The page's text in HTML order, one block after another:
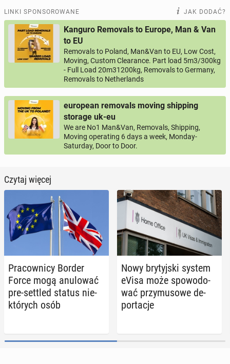
LINKI SPONSOROWANE JAK DODAĆ?
Kanguro Removals to Europe, Man & Van
to EU
Removals to Poland, Man&Van to EU, Low Cost,
Moving, Custom Clearance. Part load 5m3/300kg
- Full Load 20m31200kg, Removals to Germany,
Removals to Netherlands
european removals moving shipping
storage uk-eu
We are No1 Man&Van, Removals, Shipping,
Moving operating 6 days a week, Monday-
Saturday, Door to Door.
Czytaj więcej
Pra­cow­ni­cy Border
Force mogą anu­lo­wać
pre-settled status nie­
któ­rych osób
Nowy bry­tyj­ski system
eVisa może spo­wo­do­
wać przy­mu­so­we de­
por­ta­cje